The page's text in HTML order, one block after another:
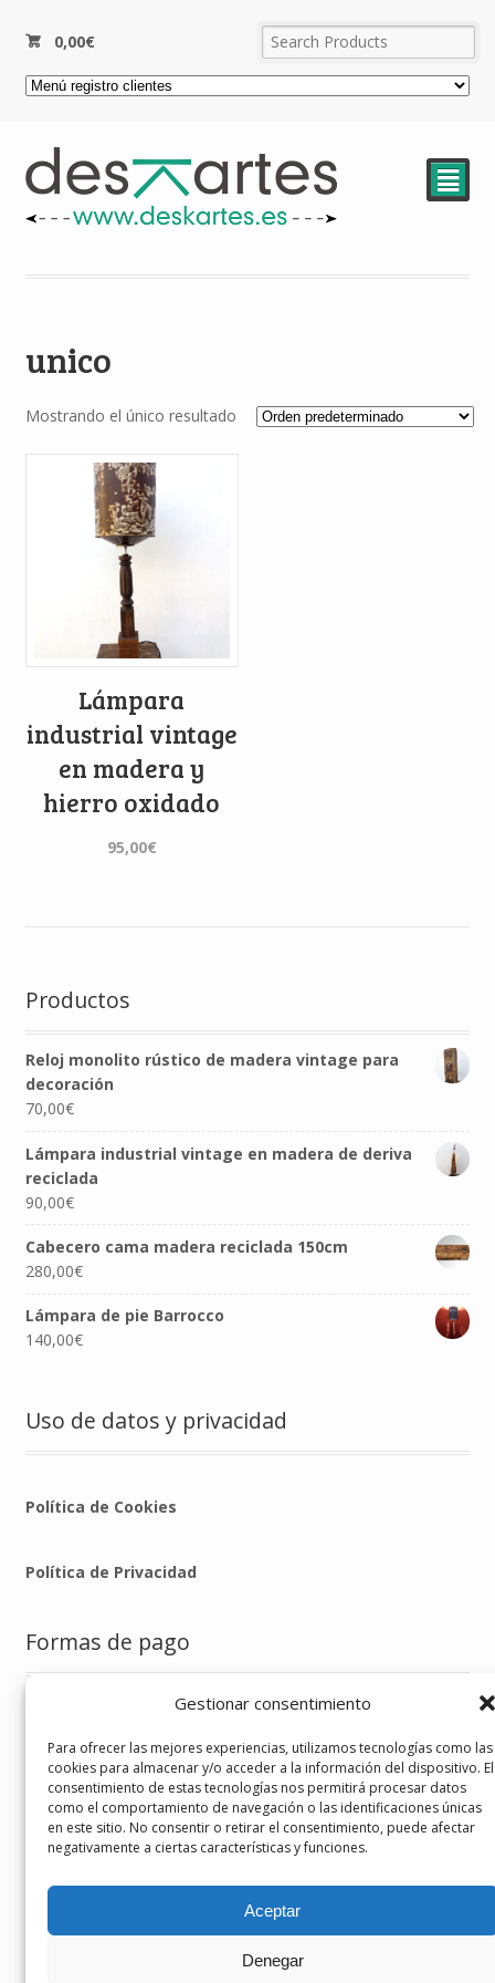
Gestionar consentimiento
Para ofrecer las mejores experiencias, utilizamos tecnologías como las
cookies para almacenar y/o acceder a la información del dispositivo. El
consentimiento de estas tecnologías nos permitirá procesar datos
como el comportamiento de navegación o las identificaciones únicas
en este sitio. No consentir o retirar el consentimiento, puede afectar
negativamente a ciertas características y funciones.
Aceptar
Denegar
0,00€
²
unico
Mostrando el único resultado
Lámpara
industrial vintage
en madera y
hierro oxidado
95,00€
Productos
Reloj monolito rústico de madera vintage para
decoración
70,00€
Lámpara industrial vintage en madera de deriva
reciclada
90,00€
Cabecero cama madera reciclada 150cm
280,00€
Lámpara de pie Barrocco
140,00€
Uso de datos y privacidad
Política de Cookies
Política de Privacidad
Formas de pago
Sígueme en